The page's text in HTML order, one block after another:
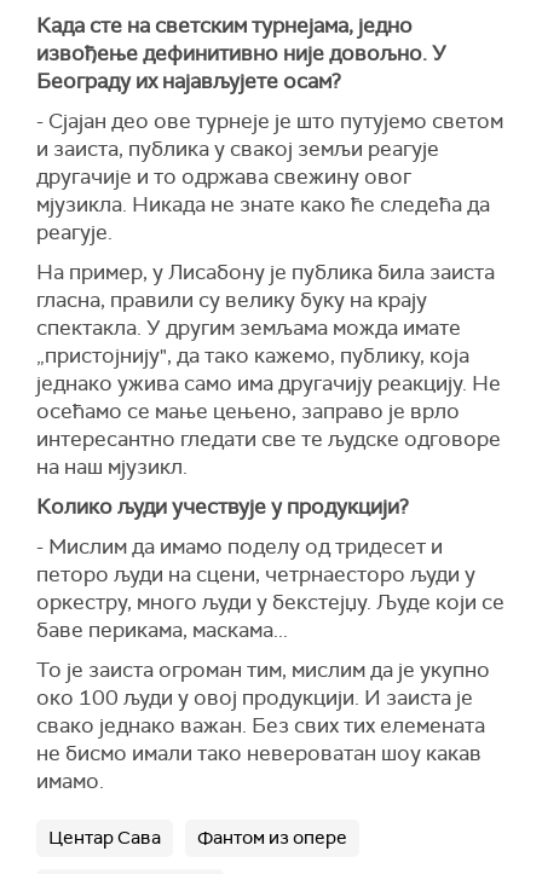
Када сте на светским турнејама, једно
извођење дефинитивно није довољно. У
Београду их најављујете осам?
- Сјајан део ове турнеје је што путујемо светом
и заиста, публика у свакој земљи реагује
другачије и то одржава свежину овог
мјузикла. Никада не знате како ће следећа да
реагује.
На пример, у Лисабону је публика била заиста
гласна, правили су велику буку на крају
спектакла. У другим земљама можда имате
„пристојнију", да тако кажемо, публику, која
једнако ужива само има другачију реакцију. Не
осећамо се мање цењено, заправо је врло
интересантно гледати све те људске одговоре
на наш мјузикл.
Колико људи учествује у продукцији?
- Мислим да имамо поделу од тридесет и
петоро људи на сцени, четрнаесторо људи у
оркестру, много људи у бекстејџу. Људе који се
баве перикама, маскама...
То је заиста огроман тим, мислим да је укупно
око 100 људи у овој продукцији. И заиста је
свако једнако важан. Без свих тих елемената
не бисмо имали тако невероватан шоу какав
имамо.
Центар Сава Фантом из опере